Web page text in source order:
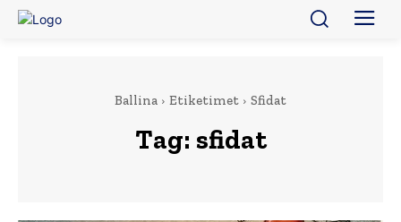
Ballina Etiketimet Sfidat
Tag: sfidat